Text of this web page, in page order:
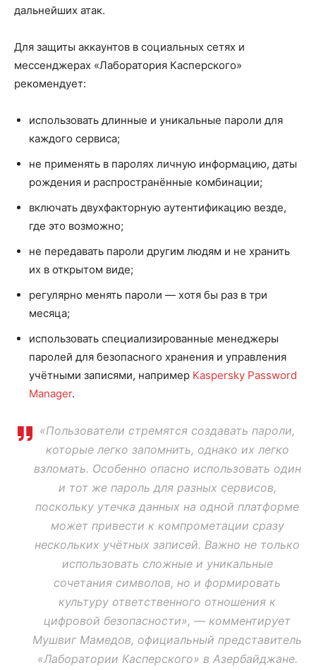
дальнейших атак.
Для защиты аккаунтов в социальных сетях и
мессенджерах «Лаборатория Касперского»
рекомендует:
использовать длинные и уникальные пароли для
каждого сервиса;
не применять в паролях личную информацию, даты
рождения и распространённые комбинации;
включать двухфакторную аутентификацию везде,
где это возможно;
не передавать пароли другим людям и не хранить
их в открытом виде;
регулярно менять пароли — хотя бы раз в три
месяца;
использовать специализированные менеджеры
паролей для безопасного хранения и управления
учётными записями, например Kaspersky Password
Manager.
«Пользователи стремятся создавать пароли,
которые легко запомнить, однако их легко
взломать. Особенно опасно использовать один
и тот же пароль для разных сервисов,
поскольку утечка данных на одной платформе
может привести к компрометации сразу
нескольких учётных записей. Важно не только
использовать сложные и уникальные
сочетания символов, но и формировать
культуру ответственного отношения к
цифровой безопасности», — комментирует
Мушвиг Мамедов, официальный представитель
«Лаборатории Касперского» в Азербайджане.